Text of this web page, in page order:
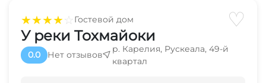
★★★★☆Гостевой дом ♡
У реки Toхмайoки
0.0 Нет отзывов
р. Карелия, Рускеала, 49-й
квартал